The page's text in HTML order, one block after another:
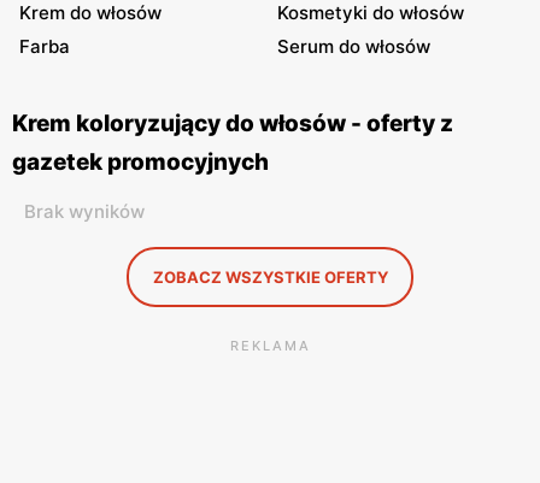
Krem do włosów
Kosmetyki do włosów
Farba
Serum do włosów
Krem koloryzujący do włosów - oferty z
gazetek promocyjnych
Brak wyników
ZOBACZ WSZYSTKIE OFERTY
REKLAMA